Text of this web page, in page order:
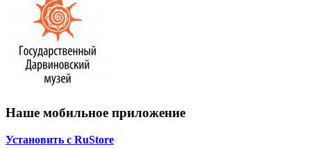
Наше мобильное приложение
Установить с RuStore